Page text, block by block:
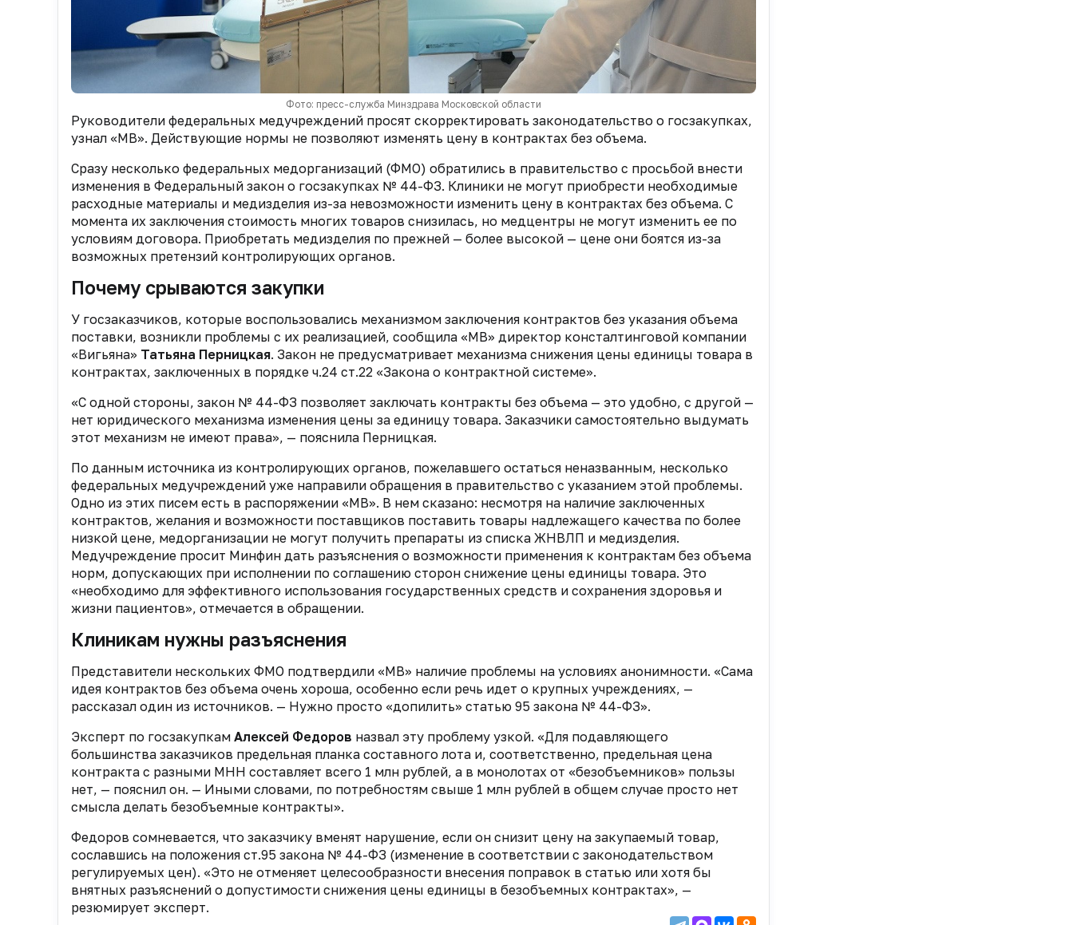
Фото: пресс-служба Минздрава Московской области
Руководители федеральных медучреждений просят скорректировать законодательство о госзакупках,
узнал «МВ». Действующие нормы не позволяют изменять цену в контрактах без объема.
Сразу несколько федеральных медорганизаций (ФМО) обратились в правительство с просьбой внести
изменения в Федеральный закон о госзакупках № 44-ФЗ. Клиники не могут приобрести необходимые
расходные материалы и медизделия из-за невозможности изменить цену в контрактах без объема. С
момента их заключения стоимость многих товаров снизилась, но медцентры не могут изменить ее по
условиям договора. Приобретать медизделия по прежней — более высокой — цене они боятся из-за
возможных претензий контролирующих органов.
Почему срываются закупки
У госзаказчиков, которые воспользовались механизмом заключения контрактов без указания объема
поставки, возникли проблемы с их реализацией, сообщила «МВ» директор консталтинговой компании
«Вигьяна» Татьяна Перницкая. Закон не предусматривает механизма снижения цены единицы товара в
контрактах, заключенных в порядке ч.24 ст.22 «Закона о контрактной системе».
«С одной стороны, закон № 44-ФЗ позволяет заключать контракты без объема — это удобно, с другой —
нет юридического механизма изменения цены за единицу товара. Заказчики самостоятельно выдумать
этот механизм не имеют права», — пояснила Перницкая.
По данным источника из контролирующих органов, пожелавшего остаться неназванным, несколько
федеральных медучреждений уже направили обращения в правительство с указанием этой проблемы.
Одно из этих писем есть в распоряжении «МВ». В нем сказано: несмотря на наличие заключенных
контрактов, желания и возможности поставщиков поставить товары надлежащего качества по более
низкой цене, медорганизации не могут получить препараты из списка ЖНВЛП и медизделия.
Медучреждение просит Минфин дать разъяснения о возможности применения к контрактам без объема
норм, допускающих при исполнении по соглашению сторон снижение цены единицы товара. Это
«необходимо для эффективного использования государственных средств и сохранения здоровья и
жизни пациентов», отмечается в обращении.
Клиникам нужны разъяснения
Представители нескольких ФМО подтвердили «МВ» наличие проблемы на условиях анонимности. «Сама
идея контрактов без объема очень хороша, особенно если речь идет о крупных учреждениях, —
рассказал один из источников. — Нужно просто «допилить» статью 95 закона № 44-ФЗ».
Эксперт по госзакупкам Алексей Федоров назвал эту проблему узкой. «Для подавляющего
большинства заказчиков предельная планка составного лота и, соответственно, предельная цена
контракта с разными МНН составляет всего 1 млн рублей, а в монолотах от «безобъемников» пользы
нет, — пояснил он. — Иными словами, по потребностям свыше 1 млн рублей в общем случае просто нет
смысла делать безобъемные контракты».
Федоров сомневается, что заказчику вменят нарушение, если он снизит цену на закупаемый товар,
сославшись на положения ст.95 закона № 44-ФЗ (изменение в соответствии с законодательством
регулируемых цен). «Это не отменяет целесообразности внесения поправок в статью или хотя бы
внятных разъяснений о допустимости снижения цены единицы в безобъемных контрактах», —
резюмирует эксперт.